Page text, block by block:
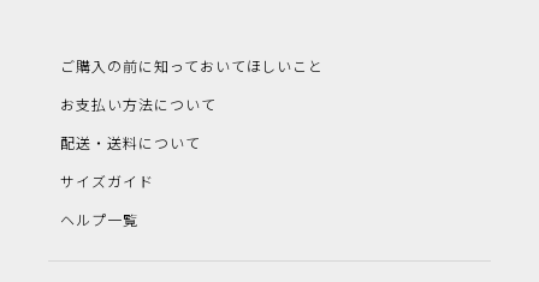
ご購入の前に知っておいてほしいこと
お支払い方法について
配送・送料について
サイズガイド
ヘルプ一覧